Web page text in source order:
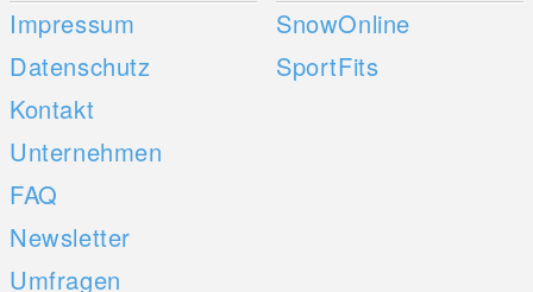
Impressum
Datenschutz
Kontakt
Unternehmen
FAQ
Newsletter
Umfragen
SnowOnline
SportFits